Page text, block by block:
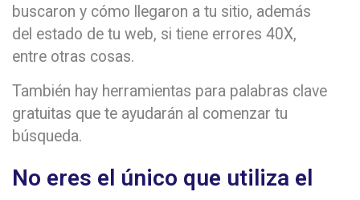
buscaron y cómo llegaron a tu sitio, además
del estado de tu web, si tiene errores 40X,
entre otras cosas.
También hay herramientas para palabras clave
gratuitas que te ayudarán al comenzar tu
búsqueda.
No eres el único que utiliza el